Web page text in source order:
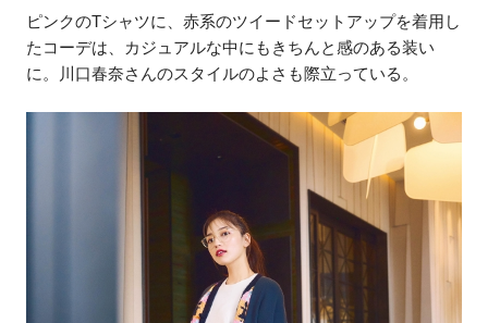
ピンクのTシャツに、赤系のツイードセットアップを着用し
たコーデは、カジュアルな中にもきちんと感のある装い
に。川口春奈さんのスタイルのよさも際立っている。